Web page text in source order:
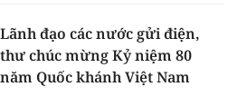
Lãnh đạo các nước gửi điện,
thư chúc mừng Kỷ niệm 80
năm Quốc khánh Việt Nam